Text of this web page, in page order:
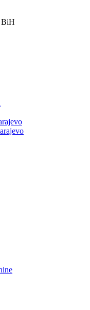
BiH